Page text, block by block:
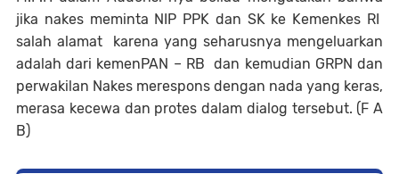
jika nakes meminta NIP PPK dan SK ke Kemenkes RI
salah alamat karena yang seharusnya mengeluarkan
adalah dari kemenPAN – RB dan kemudian GRPN dan
perwakilan Nakes merespons dengan nada yang keras,
merasa kecewa dan protes dalam dialog tersebut. (F A
B)